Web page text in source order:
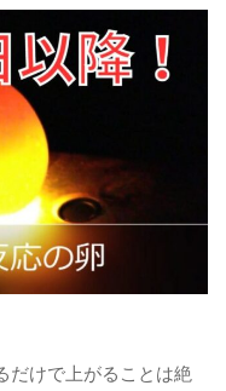
だけで上がることは絶